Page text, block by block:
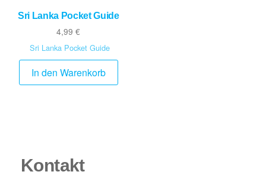
Sri Lanka Pocket Guide
4,99€
Sri Lanka Pocket Guide
In den Warenkorb
Kontakt